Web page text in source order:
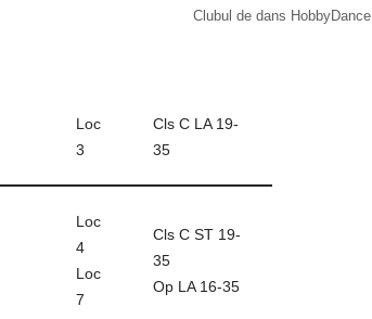
Clubul de dans HobbyDance
Loc
3
Cls C LA 19-
35
Loc
4
Loc
7
Cls C ST 19-
35
Op LA 16-35